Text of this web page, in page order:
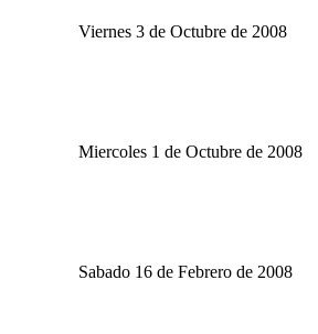
Viernes 3 de Octubre de 2008
Miercoles 1 de Octubre de 2008
Sabado 16 de Febrero de 2008